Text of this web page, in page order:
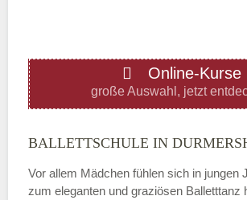
Donnerstag
—
ÖFFNUNGSZEITEN
Online-Kurse
große Auswahl, jetzt
BALLETTSCHULE IN
Vor allem Mädchen fühlen sich in jungen
zum eleganten und graziösen Balletttanz